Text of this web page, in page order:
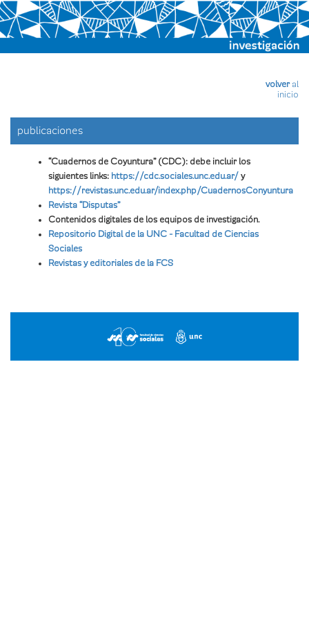
Pasar
al
contenido
volver al
inicio
publicaciones
“Cuadernos de Coyuntura” (CDC): debe incluir los
siguientes links: https://cdc.sociales.unc.edu.ar/ y
https://revistas.unc.edu.ar/index.php/CuadernosConyuntura
Revista “Disputas”
Contenidos digitales de los equipos de investigación.
Repositorio Digital de la UNC - Facultad de Ciencias
Sociales
Revistas y editoriales de la FCS